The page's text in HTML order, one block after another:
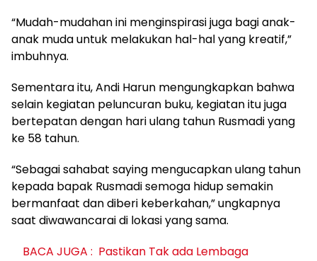
“Mudah-mudahan ini menginspirasi juga bagi anak-
anak muda untuk melakukan hal-hal yang kreatif,”
imbuhnya.
Sementara itu, Andi Harun mengungkapkan bahwa
selain kegiatan peluncuran buku, kegiatan itu juga
bertepatan dengan hari ulang tahun Rusmadi yang
ke 58 tahun.
“Sebagai sahabat saying mengucapkan ulang tahun
kepada bapak Rusmadi semoga hidup semakin
bermanfaat dan diberi keberkahan,” ungkapnya
saat diwawancarai di lokasi yang sama.
BACA JUGA : Pastikan Tak ada Lembaga